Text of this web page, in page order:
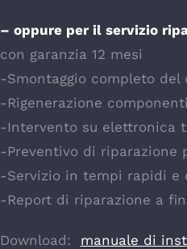
– oppure per il servizio
con garanzia 12 mesi
-Smontaggio completo
-Rigenerazione
-Intervento su elettronica
-Preventivo di riparazione
-Servizio in tempi rapidi e
-Report di riparazione a
Download: manuale di